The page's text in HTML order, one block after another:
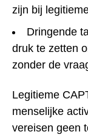
zijn bij
Dringende
druk te zetten
zonder de
Legitieme
menselijke
vereisen geen